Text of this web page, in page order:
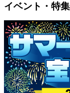
イベント・特